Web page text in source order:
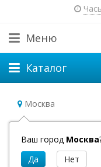
Меню
Каталог
Москва
Ваш город Москва
Главная
Товары для
Автосигнализации
ЖК Брелок StarLine